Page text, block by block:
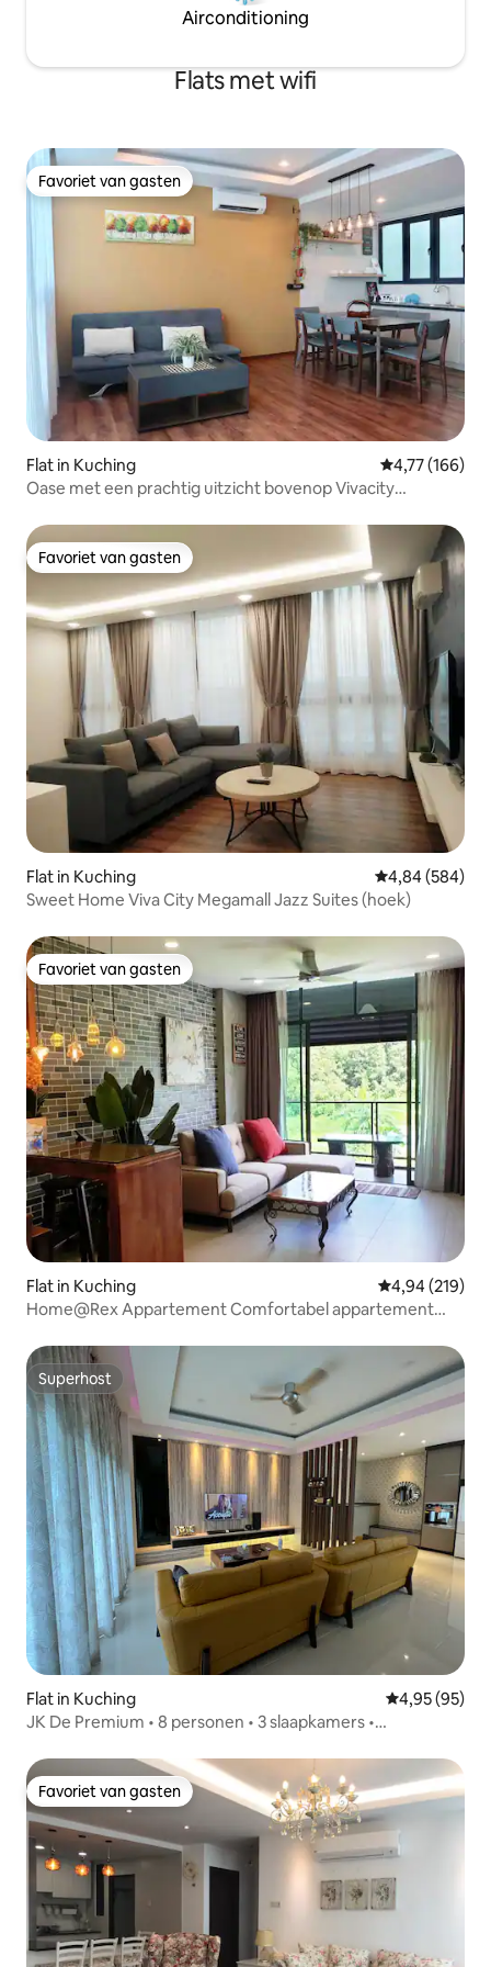
Airconditioning
Flats met wifi
Favoriet van gasten
Favoriet van gasten
Flat in Kuching Gemiddelde
4,77 (166)
Oase met een prachtig uitzicht bovenop Vivacity
Favoriet van gasten
Favoriet van gasten
Flat in Kuching Gemiddelde
4,84 (584)
Sweet Home Viva City Megamall Jazz Suites (hoek)
Favoriet van gasten
Favoriet van gasten
Flat in Kuching Gemiddelde
4,94 (219)
Home@Rex Appartement Comfortabel appartement
Superhost
Superhost
Flat in Kuching Gemiddelde
4,95 (95)
JK De Premium • 8 personen • 3 slaapkamers •
Favoriet van gasten
Favoriet van gasten